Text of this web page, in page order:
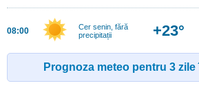
08:00
Cer senin, fără
precipitații
+23°
Prognoza meteo pentru 3